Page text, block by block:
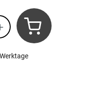
Gib den